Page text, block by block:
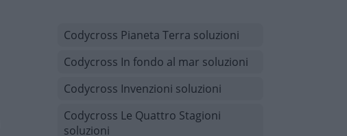
Codycross Pianeta Terra soluzioni
Codycross In fondo al mar soluzioni
Codycross Invenzioni soluzioni
Codycross Le Quattro Stagioni
soluzioni